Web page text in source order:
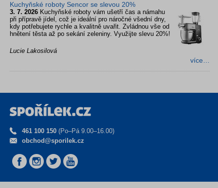
Kuchyňské roboty Sencor se slevou 20%
3. 7. 2026 Kuchyňské roboty vám ušetří čas a námahu
při přípravě jídel, což je ideální pro náročné všední dny,
kdy potřebujete rychle a kvalitně uvařit. Zvládnou vše od
hnětení těsta až po sekání zeleniny. Využijte slevu 20%!
Lucie Lakosilová
více…
461 100 150 (Po–Pá 9.00–16.00)
obchod@sporilek.cz